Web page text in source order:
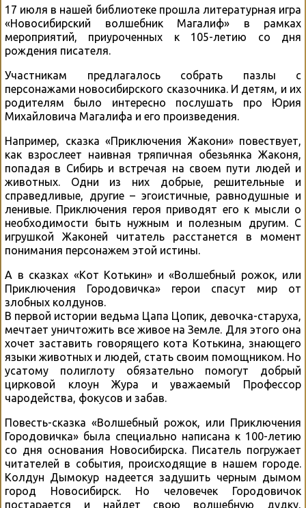
17 июля в нашей библиотеке прошла литературная игра
«Новосибирский волшебник Магалиф» в рамках
мероприятий, приуроченных к 105-летию со дня
рождения писателя.
Участникам предлагалось собрать пазлы с
персонажами новосибирского сказочника. И детям, и их
родителям было интересно послушать про Юрия
Михайловича Магалифа и его произведения.
Например, сказка «Приключения Жакони» повествует,
как взрослеет наивная тряпичная обезьянка Жаконя,
попадая в Сибирь и встречая на своем пути людей и
животных. Одни из них добрые, решительные и
справедливые, другие – эгоистичные, равнодушные и
ленивые. Приключения героя приводят его к мысли о
необходимости быть нужным и полезным другим. С
игрушкой Жаконей читатель расстанется в момент
понимания персонажем этой истины.
А в сказках «Кот Котькин» и «Волшебный рожок, или
Приключения Городовичка» герои спасут мир от
злобных колдунов.
В первой истории ведьма Цапа Цопик, девочка-старуха,
мечтает уничтожить все живое на Земле. Для этого она
хочет заставить говорящего кота Котькина, знающего
языки животных и людей, стать своим помощником. Но
усатому полиглоту обязательно помогут добрый
цирковой клоун Жура и уважаемый Профессор
чародейства, фокусов и забав.
Повесть-сказка «Волшебный рожок, или Приключения
Городовичка» была специально написана к 100-летию
со дня основания Новосибирска. Писатель погружает
читателей в события, происходящие в нашем городе.
Колдун Дымокур надеется задушить черным дымом
город Новосибирск. Но человечек Городовичок
постарается и найдет свою волшебную дудку,